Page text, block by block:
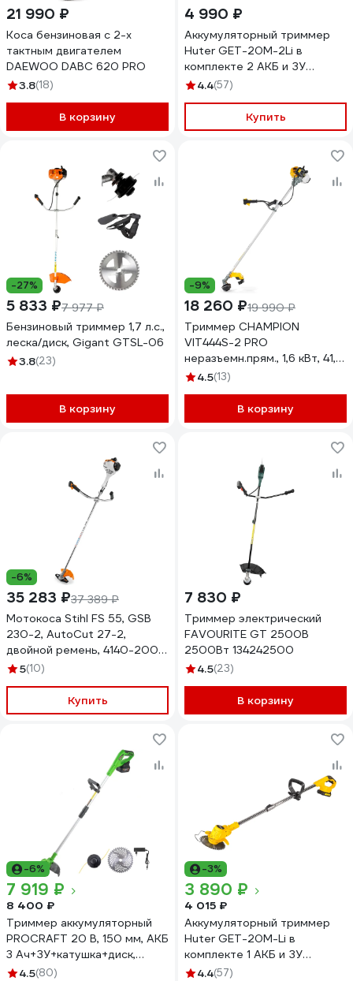
21 990 ₽
Коса бензиновая c 2-х
тактным двигателем
DAEWOO DABC 620 PRO
3.8(18)
В корзину
4 990 ₽
Аккумуляторный триммер
Huter GET-20M-2Li в
комплекте 2 АКБ и ЗУ
70/1/67
4.4(57)
Купить
-27%
5 833 ₽7 977 ₽
Бензиновый триммер 1,7 л.с.,
леска/диск, Gigant GTSL-06
3.8(23)
В корзину
-9%
18 260 ₽19 990 ₽
Триммер CHAMPION
VIT444S-2 PRO
неразъемн.прям., 1,6 кВт, 41,5
см³, 7,0 кг,
VIT444S-2
4.5(13)
В корзину
-6%
35 283 ₽37 389 ₽
Мотокоса Stihl FS 55, GSB
230-2, AutoCut 27-2,
двойной ремень, 4140-200-
0582P
5(10)
Купить
7 830 ₽
Триммер электрический
FAVOURITE GT 2500B
2500Вт 134242500
4.5(23)
В корзину
-6%
7 919 ₽
8 400 ₽
Триммер аккумуляторный
PROCRAFT 20 В, 150 мм, АКБ
3 Ач+ЗУ+катушка+диск,
PTA24BL
4.5(80)
-3%
3 890 ₽
4 015 ₽
Аккумуляторный триммер
Huter GET-20M-Li в
комплекте 1 АКБ и ЗУ
70/1/66
4.4(57)